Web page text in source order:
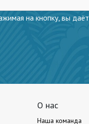
на кнопку, вы
О нас
Наша команда